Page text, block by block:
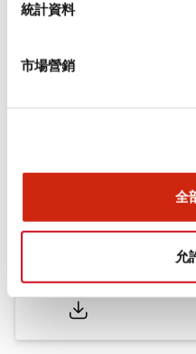
統計資料
市場營銷
全
允
安裝和安裝規範
認證與標準
Flush Silhouette LW
2025/09/19.PDF